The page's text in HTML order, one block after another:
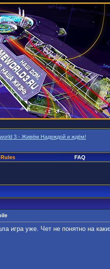
3 - Живём Надеждой и ждём!
FAQ
игра уже. Чет не понятно на